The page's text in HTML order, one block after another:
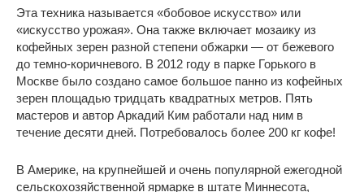
Эта техника называется «бобовое искусство» или
«искусство урожая». Она также включает мозаику из
кофейных зерен разной степени обжарки — от бежевого
до темно-коричневого. В 2012 году в парке Горького в
Москве было создано самое большое панно из кофейных
зерен площадью тридцать квадратных метров. Пять
мастеров и автор Аркадий Ким работали над ним в
течение десяти дней. Потребовалось более 200 кг кофе!
В Америке, на крупнейшей и очень популярной ежегодной
сельскохозяйственной ярмарке в штате Миннесота,